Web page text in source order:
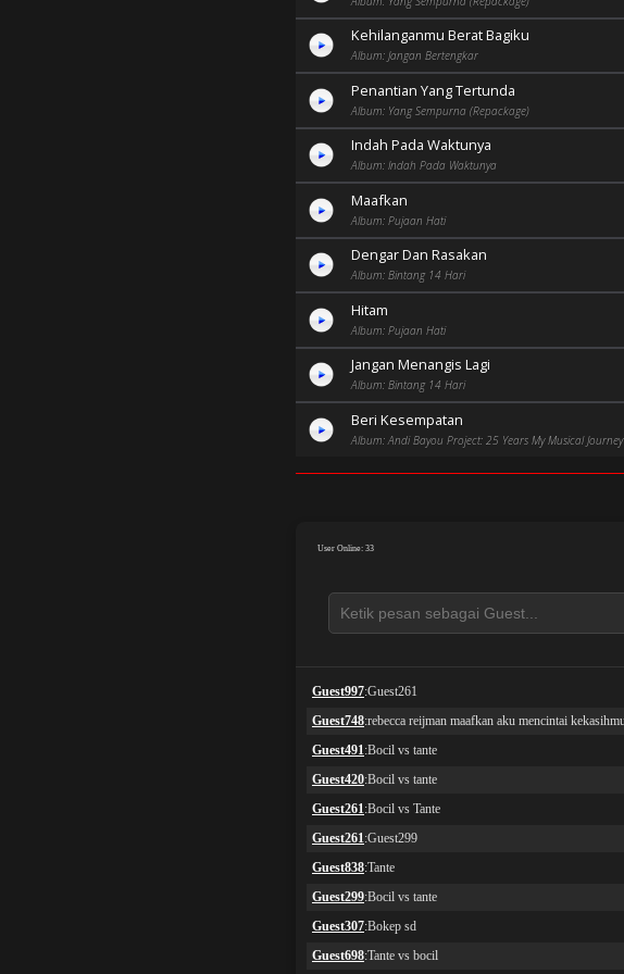
Kehilanganmu Berat Bagiku
Album: Jangan Bertengkar
Penantian Yang Tertunda
Album: Yang Sempurna (Repackage)
Indah Pada Waktunya
Album: Indah Pada Waktunya
Maafkan
Album: Pujaan Hati
Dengar Dan Rasakan
Album: Bintang 14 Hari
Hitam
Album: Pujaan Hati
Jangan Menangis Lagi
Album: Bintang 14 Hari
Beri Kesempatan
Album: Andi Bayou Project: 25 Years My Musical Journey